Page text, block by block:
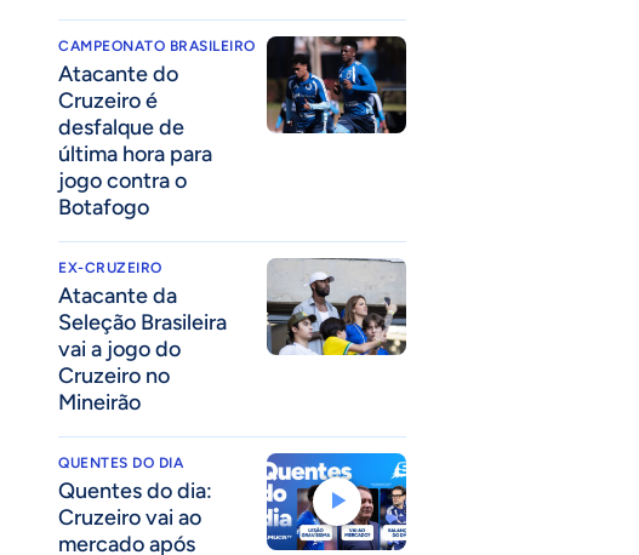
CAMPEONATO BRASILEIRO
Atacante do
Cruzeiro é
desfalque de
última hora para
jogo contra o
Botafogo
EX-CRUZEIRO
Atacante da
Seleção Brasileira
vai a jogo do
Cruzeiro no
Mineirão
QUENTES DO DIA
Quentes do dia:
Cruzeiro vai ao
mercado após